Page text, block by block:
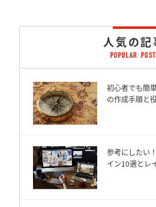
人気の記
初心者でも簡
の作成手順と
参考にしたい
イン10選とレ